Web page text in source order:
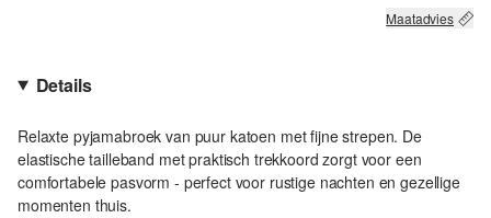
Maatadvies
Details
Relaxte pyjamabroek van puur katoen met fijne strepen. De
elastische tailleband met praktisch trekkoord zorgt voor een
comfortabele pasvorm - perfect voor rustige nachten en gezellige
momenten thuis.